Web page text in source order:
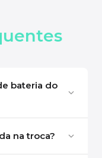
bateria do
na troca?